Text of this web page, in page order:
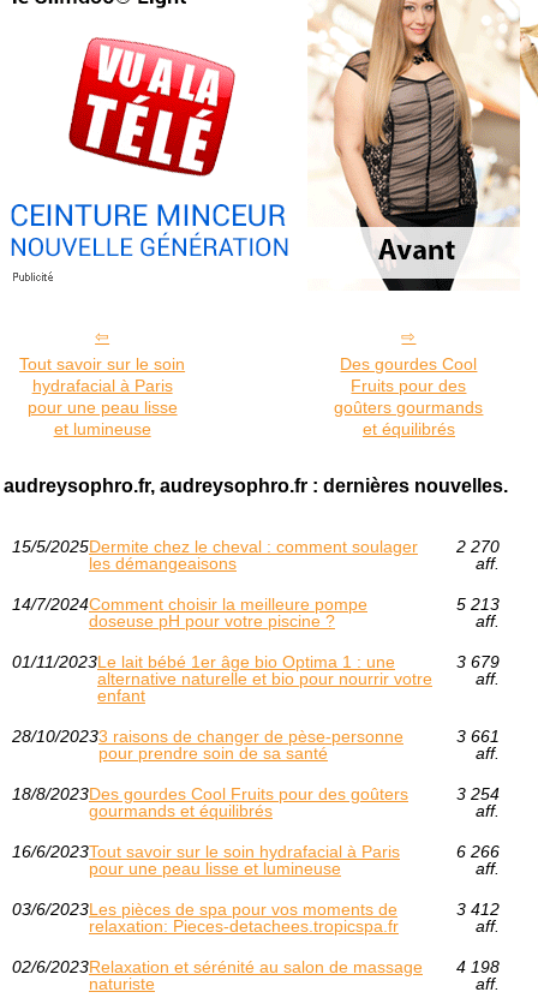
Tout savoir sur le soin
hydrafacial à Paris
pour une peau lisse
et lumineuse
Des gourdes Cool
Fruits pour des
goûters gourmands
et équilibrés
audreysophro.fr, audreysophro.fr : dernières nouvelles.
15/5/2025Dermite chez le cheval : comment soulager
les démangeaisons
2 270
aff.
14/7/2024Comment choisir la meilleure pompe
doseuse pH pour votre piscine ?
5 213
aff.
01/11/2023Le lait bébé 1er âge bio Optima 1 : une
alternative naturelle et bio pour nourrir votre
enfant
3 679
aff.
28/10/20233 raisons de changer de pèse-personne
pour prendre soin de sa santé
3 661
aff.
18/8/2023Des gourdes Cool Fruits pour des goûters
gourmands et équilibrés
3 254
aff.
16/6/2023Tout savoir sur le soin hydrafacial à Paris
pour une peau lisse et lumineuse
6 266
aff.
03/6/2023Les pièces de spa pour vos moments de
relaxation: Pieces-detachees.tropicspa.fr
3 412
aff.
02/6/2023Relaxation et sérénité au salon de massage
naturiste
4 198
aff.